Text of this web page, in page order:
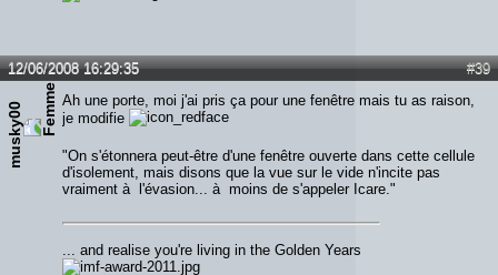
#39
12/06/2008 16:29:35
musky00
Ah une porte, moi j'ai pris ça pour une fenêtre mais tu as raison,
je modifie
"On s'étonnera peut-être d'une fenêtre ouverte dans cette cellule
d'isolement, mais disons que la vue sur le vide n'incite pas
vraiment à l'évasion... à moins de s'appeler Icare."
... and realise you're living in the Golden Years